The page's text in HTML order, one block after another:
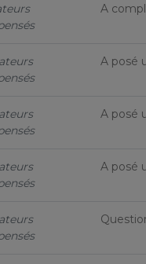
A
A posé
A posé
A posé